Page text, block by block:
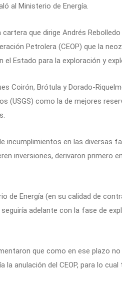
al Ministerio de Energía.
que dirige Andrés
Petrolera (CEOP) que la
Estado para la exploración y
Coirón, Brótula y Dorado-
(USGS) como la de mejores
incumplimientos en las diversas
inversiones, derivaron primero
de Energía (en su calidad de
adelante con la fase de
que como en ese plazo
la anulación del CEOP, para lo